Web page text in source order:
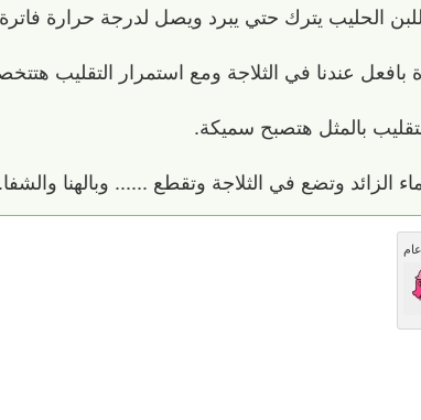
عندنا في الثلاجة ومع استمرار التقليب
بالمثل هتصبح سميكة.